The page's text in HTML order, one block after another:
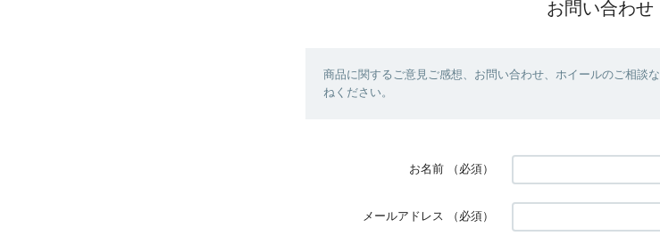
お問い合わせ
商品に関するご意見ご感想、お問い合わせ、ホイールのご相談
ねください。
お名前 （必須）
メールアドレス （必須）